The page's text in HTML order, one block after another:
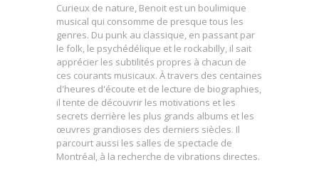
Curieux de nature, Benoit est un boulimique
musical qui consomme de presque tous les
genres. Du punk au classique, en passant par
le folk, le psychédélique et le rockabilly, il sait
apprécier les subtilités propres à chacun de
ces courants musicaux. À travers des centaines
d'heures d'écoute et de lecture de biographies,
il tente de découvrir les motivations et les
secrets derrière les plus grands albums et les
œuvres grandioses des derniers siècles. Il
parcourt aussi les salles de spectacle de
Montréal, à la recherche de vibrations directes.